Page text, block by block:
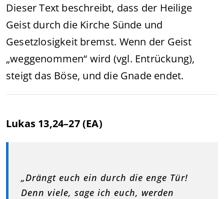
Dieser Text beschreibt, dass der Heilige
Geist durch die Kirche Sünde und
Gesetzlosigkeit bremst. Wenn der Geist
„weggenommen“ wird (vgl. Entrückung),
steigt das Böse, und die Gnade endet.
Lukas 13,24–27 (EA)
„Drängt euch ein durch die enge Tür!
Denn viele, sage ich euch, werden